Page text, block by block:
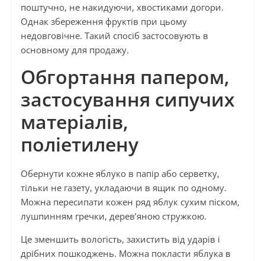
поштучно, не накидуючи, хвостиками догори.
Однак збереження фруктів при цьому
недовговічне. Такий спосіб застосовують в
основному для продажу.
Обгортання папером,
застосування сипучих
матеріалів,
поліетилену
Обернути кожне яблуко в папір або серветку,
тільки не газету, укладаючи в ящик по одному.
Можна пересипати кожен ряд яблук сухим піском,
лушпинням гречки, дерев’яною стружкою.
Це зменшить вологість, захистить від ударів і
дрібних пошкоджень. Можна покласти яблука в